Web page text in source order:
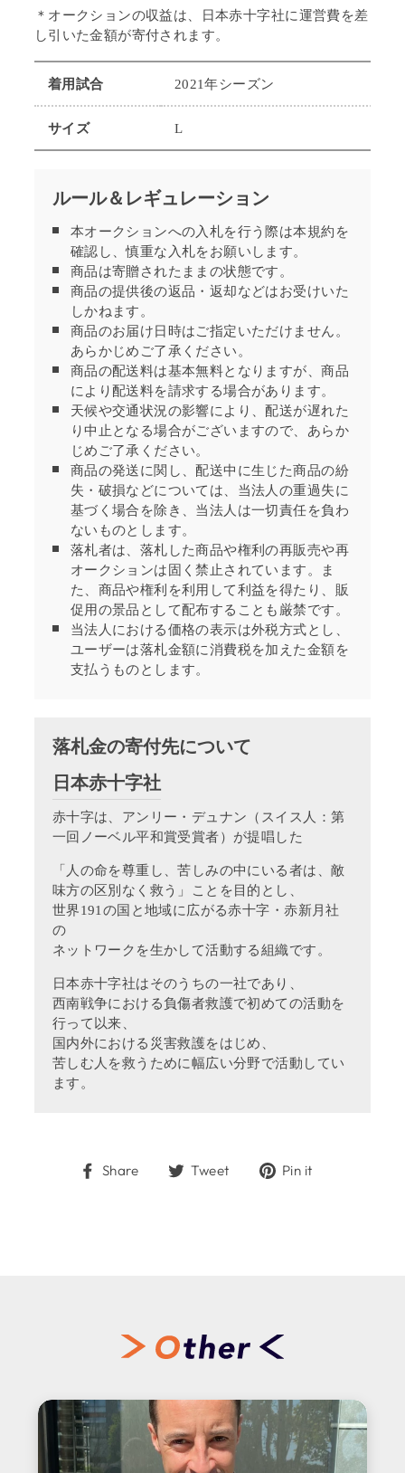
＊オークションの収益は、日本赤十字社に運営費を差
し引いた金額が寄付されます。
着用試合
2021年シーズン
サイズ
L
ルール＆レギュレーション
本オークションへの入札を行う際は本規約を
確認し、慎重な入札をお願いします。
商品は寄贈されたままの状態です。
商品の提供後の返品・返却などはお受けいた
しかねます。
商品のお届け日時はご指定いただけません。
あらかじめご了承ください。
商品の配送料は基本無料となりますが、商品
により配送料を請求する場合があります。
天候や交通状況の影響により、配送が遅れた
り中止となる場合がございますので、あらか
じめご了承ください。
商品の発送に関し、配送中に生じた商品の紛
失・破損などについては、当法人の重過失に
基づく場合を除き、当法人は一切責任を負わ
ないものとします。
落札者は、落札した商品や権利の再販売や再
オークションは固く禁止されています。ま
た、商品や権利を利用して利益を得たり、販
促用の景品として配布することも厳禁です。
当法人における価格の表示は外税方式とし、
ユーザーは落札金額に消費税を加えた金額を
支払うものとします。
落札金の寄付先について
日本赤十字社
赤十字は、アンリー・デュナン（スイス人：第
一回ノーベル平和賞受賞者）が提唱した
「人の命を尊重し、苦しみの中にいる者は、敵
味方の区別なく救う」ことを目的とし、
世界191の国と地域に広がる赤十字・赤新月社
の
ネットワークを生かして活動する組織です。
日本赤十字社はそのうちの一社であり、
西南戦争における負傷者救護で初めての活動を
行って以来、
国内外における災害救護をはじめ、
苦しむ人を救うために幅広い分野で活動してい
ます。
Share
ShareTweet
TweetPin it